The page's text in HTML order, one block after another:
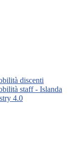
discenti
staff - Islanda
4.0